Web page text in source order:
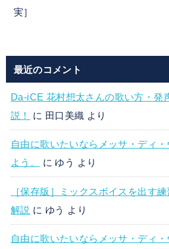
実］
最近のコメント
Da-iCE 花村想太さんの歌い方・発
説！
に 田口美織 より
自由に歌いたいならメッサ・ディ
よう。
に ゆう より
［保存版］ミックスボイスを出す
解説 に ゆう より
自由に歌いたいならメッサ・ディ